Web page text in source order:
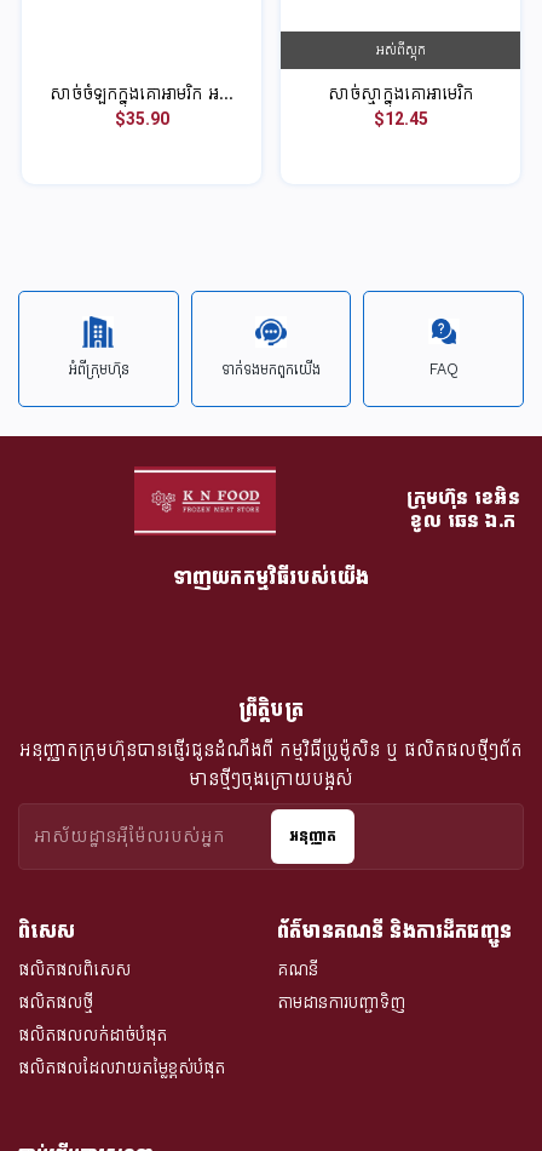
សាច់ចំឡកក្នុងគោអាមរិក អ...
$35.90
អស់ពីស្តុក
សាច់ស្មាក្នុងគោអាមេរិក
$12.45
អំពីក្រុមហ៊ុន ទាក់ទង​មក​ពួក​យើង FAQ
ក្រុមហ៊ុន​ ខេអិន
ខូល ឆេន​ ឯ.ក
ទាញយកកម្មវិធីរបស់យើង
ពិសេស
ផលិតផលពិសេស
ផលិតផលថ្មី
ផលិតផលលក់ដាច់បំផុត
ផលិតផលដែលវាយតម្លៃខ្ពស់បំផុត
ព័ត៌មានគណនី និងការដឹកជញ្ជូន
គណនី
តាមដានការបញ្ជាទិញ
ព្រឹត្តិបត្រ
អនុញ្ញាតក្រុមហ៊ុនបានផ្ញើរជូនដំណឹងពី​ កម្មវិធីប្រូម៉ូសិន ឬ ផលិតផលថ្មីៗព័ត
មានថ្មីៗចុងក្រោយបង្អស់
អនុញ្ញាត